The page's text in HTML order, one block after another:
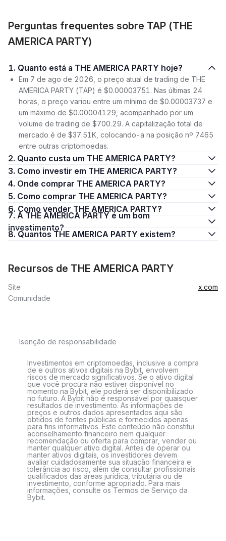
Perguntas frequentes sobre TAP (THE
AMERICA PARTY)
1. Quanto está a THE AMERICA PARTY hoje?
Em 7 de ago de 2026, o preço atual de trading de THE
AMERICA PARTY (TAP) é $0.00003751. Nas últimas 24
horas, o preço variou entre um mínimo de $0.00003737 e
um máximo de $0.00004129, acompanhado por um
volume de trading de $700.29. A capitalização total de
mercado é de $37.51K, colocando-a na posição nº 7465
entre outras criptomoedas.
2. Quanto custa um THE AMERICA PARTY?
3. Como investir em THE AMERICA PARTY?
4. Onde comprar THE AMERICA PARTY?
5. Como comprar THE AMERICA PARTY?
6. Como vender THE AMERICA PARTY?
7. A THE AMERICA PARTY é um bom
investimento?
8. Quantos THE AMERICA PARTY existem?
Recursos de THE AMERICA PARTY
Site
x.com
Comunidade
Isenção de responsabilidade
Investimentos em criptomoedas, inclusive a compra
de e outros ativos digitais na Bybit, envolvem
riscos de mercado significativos. Se o ativo digital
que você procura não estiver disponível no
momento na Bybit, ele poderá ser disponibilizado
no futuro. A Bybit não é responsável por quaisquer
resultados de investimento. As informações de
preços e outros dados apresentados aqui são
obtidos de fontes públicas e fornecidos apenas
para fins informativos. Este conteúdo não constitui
aconselhamento financeiro nem qualquer
recomendação ou oferta para comprar, vender ou
manter qualquer ativo digital. Antes de operar ou
manter ativos digitais, os investidores devem
avaliar cuidadosamente sua situação financeira e
tolerância ao risco, além de consultar profissionais
qualificados das áreas jurídica, tributária ou de
investimento, conforme apropriado. Para mais
informações, consulte os Termos de Serviço da
Bybit.